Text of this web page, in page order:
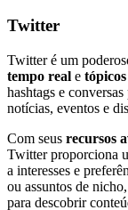
Twitter
Twitter é um
tempo real e
hashtags e
notícias, eventos e
Com seus recursos
Twitter proporciona
a interesses e
ou assuntos de
para descobrir